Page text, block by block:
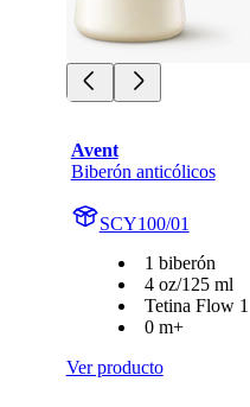
Avent
Biberón anticólicos
SCY100/01
1 biberón
4 oz/125 ml
Tetina Flow 1
0 m+
Ver producto